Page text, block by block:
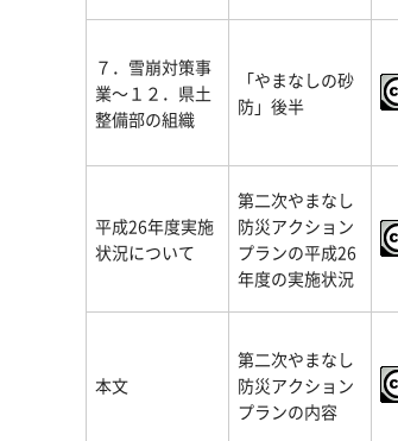
７．雪崩対策事
業～１２．県土
整備部の組織
「やまなしの砂
防」後半
平成26年度実施
状況について
第二次やまなし
防災アクション
プランの平成26
年度の実施状況
本文
第二次やまなし
防災アクション
プランの内容